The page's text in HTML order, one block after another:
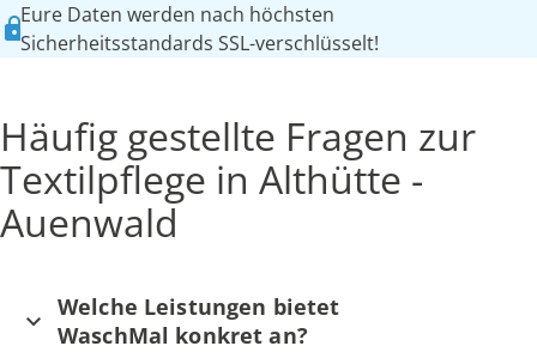
Eure Daten werden nach höchsten
Sicherheitsstandards SSL-verschlüsselt!
Häufig gestellte Fragen zur
Textilpflege in Althütte -
Auenwald
Welche Leistungen bietet
WaschMal konkret an?